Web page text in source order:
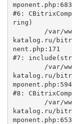
mponent.php:683
#6:
ring)
katalog.ru/
nent.php:171
#7:
katalog.ru/
mponent.php:594
#8:
katalog.ru/
mponent.php:653